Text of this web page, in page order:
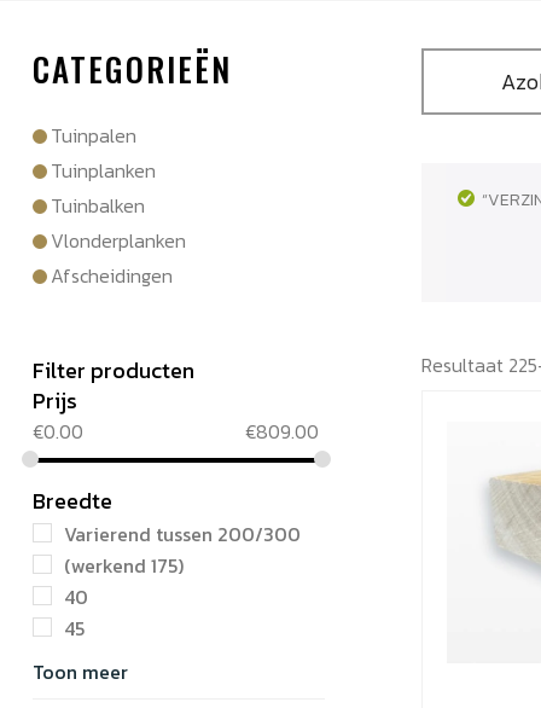
CATEGORIEËN
Tuinpalen
Tuinplanken
Tuinbalken
Vlonderplanken
Afscheidingen
Filter producten
Prijs
€0.00 €809.00
Breedte
Varierend tussen 200/300
(werkend 175)
40
45
Toon meer
Resultaat